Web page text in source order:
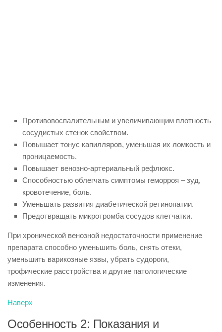
Противовоспалительным и увеличивающим плотность
сосудистых стенок свойством.
Повышает тонус капилляров, уменьшая их ломкость и
проницаемость.
Повышает венозно-артериальный рефлюкс.
Способностью облегчать симптомы геморроя – зуд,
кровотечение, боль.
Уменьшать развития диабетической ретинопатии.
Предотвращать микротромба сосудов клетчатки.
При хронической венозной недостаточности применение
препарата способно уменьшить боль, снять отеки,
уменьшить варикозные язвы, убрать судороги,
трофические расстройства и другие патологические
изменения.
Наверх
Особенность 2: Показания и